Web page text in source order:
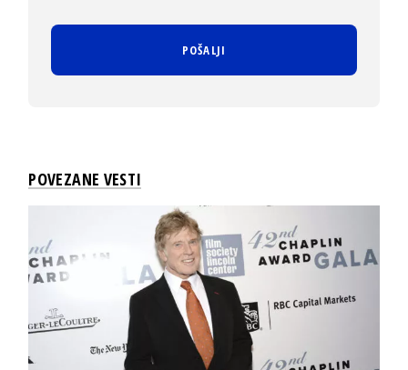
POVEZANE VESTI